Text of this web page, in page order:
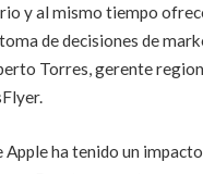
y al mismo tiempo
de decisiones de
Torres, gerente
Apple ha tenido un